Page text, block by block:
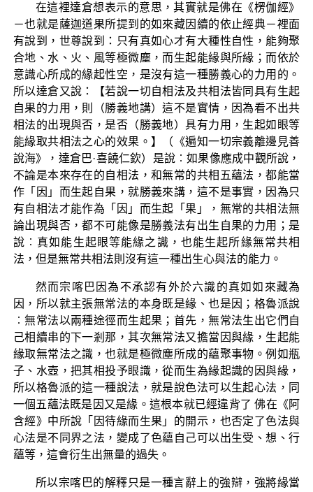
在這裡達倉想表示的意思，其實就是佛在《楞伽經》
－也就是薩迦道果所提到的如來藏因續的依止經典－裡面
有說到，世尊說到：只有真如心才有大種性自性，能夠聚
合地、水、火、風等極微塵，而生起能緣與所緣；而依於
意識心所成的緣起性空，是沒有這一種勝義心的力用的。
所以達倉又說：【若說一切自相法及共相法皆同具有生起
自果的力用，則（勝義地講）這不是實情，因為看不出共
相法的出現與否，是否（勝義地）具有力用，生起如眼等
能緣取共相法之心的效果。】（《遍知一切宗義離邊見善
說海》，達倉巴·喜饒仁欽）是說︰如果像應成中觀所說，
不論是本來存在的自相法，和無常的共相五蘊法，都能當
作「因」而生起自果，就勝義來講，這不是事實，因為只
有自相法才能作為「因」而生起「果」，無常的共相法無
論出現與否，都不可能像是勝義法有出生自果的力用；是
說︰真如能生起眼等能緣之識，也能生起所緣無常共相
法，但是無常共相法則沒有這一種出生心與法的能力。
然而宗喀巴因為不承認有外於六識的真如如來藏為
因，所以就主張無常法的本身既是緣、也是因；格魯派說
︰無常法以兩種途徑而生起果；首先，無常法生出它們自
己相續串的下一剎那，其次無常法又擔當因與緣，生起能
緣取無常法之識，也就是極微塵所成的蘊聚事物。例如瓶
子、水壺，把其相投予眼識，從而生為緣起識的因與緣，
所以格魯派的這一種說法，就是說色法可以生起心法，同
一個五蘊法既是因又是緣。這根本就已經違背了 佛在《阿
含經》中所說「因待緣而生果」的開示，也否定了色法與
心法是不同界之法，變成了色蘊自己可以出生受、想、行
蘊等，這會衍生出無量的過失。
所以宗喀巴的解釋只是一種言辭上的強辯，強將緣當